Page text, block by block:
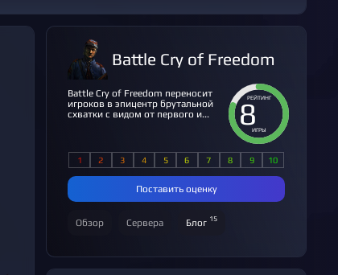
Battle Cry of Freedom
8РЕЙТИНГ
ИГРЫ
Battle Cry of Freedom переносит
игроков в эпицентр брутальной
схватки с видом от первого и...
Поставить оценку
Обзор Сервера Блог 15